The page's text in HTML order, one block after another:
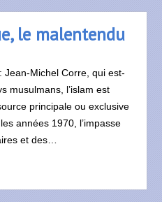
le malentendu
Jean-Michel Corre, qui est-
musulmans, l’islam est
principale ou exclusive
années 1970, l’impasse
et des…